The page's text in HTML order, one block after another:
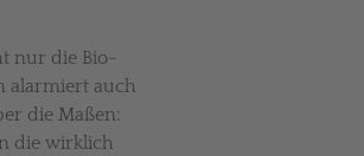
nur die Bio-
alarmiert auch
die Maßen:
die wirklich